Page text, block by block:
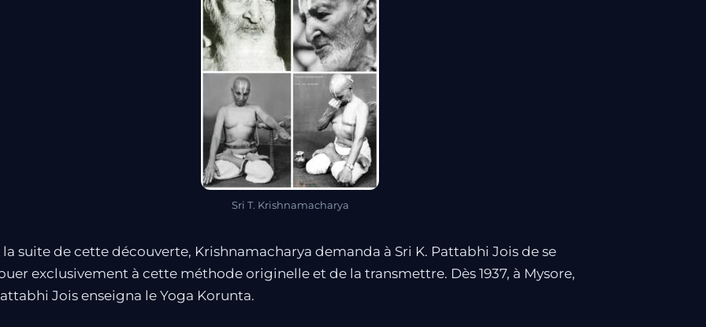
Sri T. Krishnamacharya
la suite de cette découverte, Krishnamacharya demanda à Sri K. Pattabhi Jois de se
exclusivement à cette méthode originelle et de la transmettre. Dès 1937, à Mysore,
Jois enseigna le Yoga Korunta.